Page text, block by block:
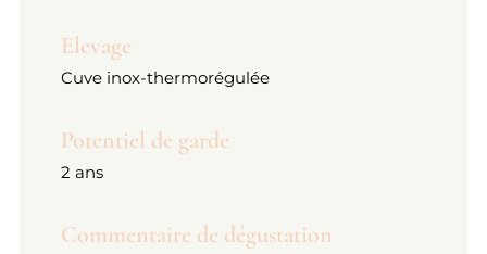
Elevage
Cuve inox-thermorégulée
Potentiel de garde
2 ans
Commentaire de dégustation